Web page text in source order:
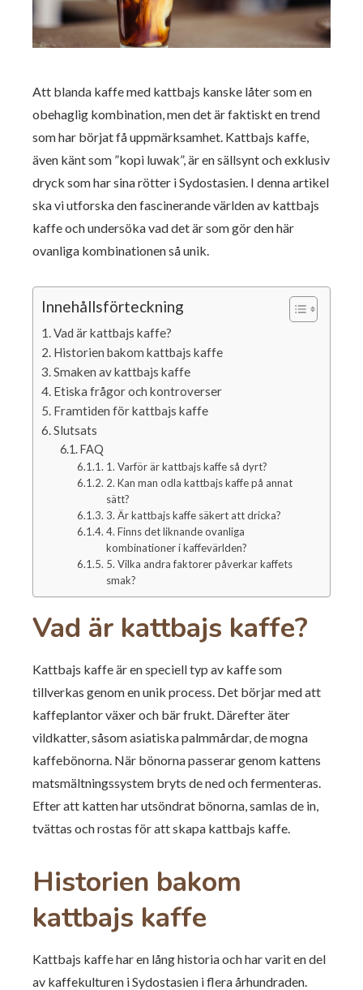
Att blanda kaffe med kattbajs kanske låter som en
obehaglig kombination, men det är faktiskt en trend
som har börjat få uppmärksamhet. Kattbajs kaffe,
även känt som ”kopi luwak”, är en sällsynt och exklusiv
dryck som har sina rötter i Sydostasien. I denna artikel
ska vi utforska den fascinerande världen av kattbajs
kaffe och undersöka vad det är som gör den här
ovanliga kombinationen så unik.
Innehållsförteckning
Vad är kattbajs kaffe?
Historien bakom kattbajs kaffe
Smaken av kattbajs kaffe
Etiska frågor och kontroverser
Framtiden för kattbajs kaffe
Slutsats
FAQ
1. Varför är kattbajs kaffe så dyrt?
2. Kan man odla kattbajs kaffe på annat
sätt?
3. Är kattbajs kaffe säkert att dricka?
4. Finns det liknande ovanliga
kombinationer i kaffevärlden?
5. Vilka andra faktorer påverkar kaffets
smak?
Vad är kattbajs kaffe?
Kattbajs kaffe är en speciell typ av kaffe som
tillverkas genom en unik process. Det börjar med att
kaffeplantor växer och bär frukt. Därefter äter
vildkatter, såsom asiatiska palmmårdar, de mogna
kaffebönorna. När bönorna passerar genom kattens
matsmältningssystem bryts de ned och fermenteras.
Efter att katten har utsöndrat bönorna, samlas de in,
tvättas och rostas för att skapa kattbajs kaffe.
Historien bakom
kattbajs kaffe
Kattbajs kaffe har en lång historia och har varit en del
av kaffekulturen i Sydostasien i flera århundraden.